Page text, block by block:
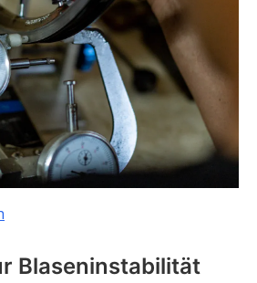
Blaseninstabilität